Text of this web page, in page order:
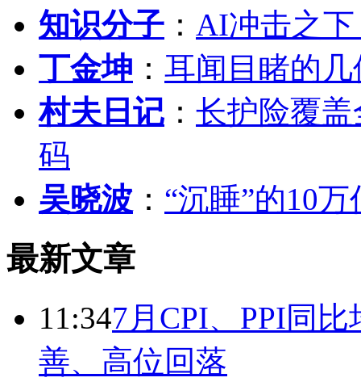
知识分子 ： AI冲击之
丁金坤 ： 耳闻目睹的
村夫日记 ： 长护险覆
码
吴晓波 ： “沉睡”的10
最新文章
11:347月CPI、PPI同
善、高位回落